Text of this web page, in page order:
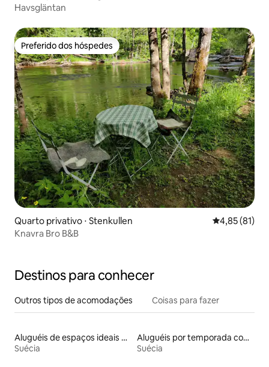
Havsgläntan
Preferido dos hóspedes
Preferido dos hóspedes
Quarto privativo ⋅ Stenkullen 4,85 de uma
4,85 (81)
Knavra Bro B&B
Destinos para conhecer
Outros tipos de acomodações Coisas para fazer
Aluguéis de espaços ideais para famílias
Suécia
Aluguéis por temporada com banheira de hidromassagem
Suécia